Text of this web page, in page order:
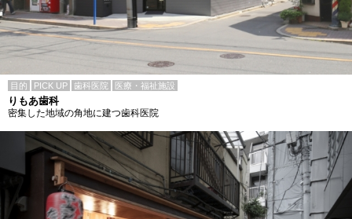
目的 PICK UP 歯科医院 医療・福祉施設
りもあ歯科
密集した地域の角地に建つ歯科医院